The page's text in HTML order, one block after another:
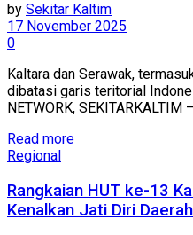
by Sekitar Kaltim
17 November 2025
0
Kaltara dan Serawak,
dibatasi garis teritorial
NETWORK, SEKITARKALTIM
Read more
Regional
Rangkaian HUT ke-13
Kenalkan Jati Diri Daerah